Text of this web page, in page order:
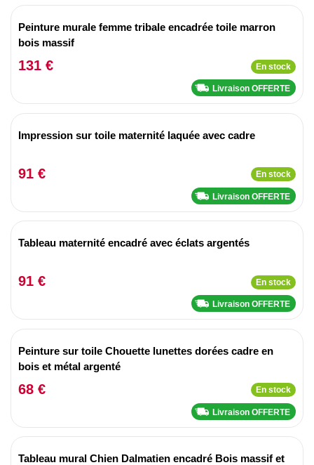
Peinture murale femme tribale encadrée toile marron
bois massif
131 € En stock
Livraison OFFERTE
Impression sur toile maternité laquée avec cadre
91 € En stock
Livraison OFFERTE
Tableau maternité encadré avec éclats argentés
91 € En stock
Livraison OFFERTE
Peinture sur toile Chouette lunettes dorées cadre en
bois et métal argenté
68 € En stock
Livraison OFFERTE
Tableau mural Chien Dalmatien encadré Bois massif et